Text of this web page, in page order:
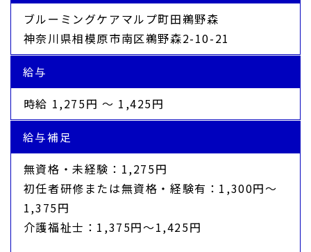
ブルーミングケアマルプ町田鵜野森
神奈川県相模原市南区鵜野森2-10-21
給与
時給 1,275円 〜 1,425円
給与補足
無資格・未経験：1,275円
初任者研修または無資格・経験有：1,300円～
1,375円
介護福祉士：1,375円～1,425円